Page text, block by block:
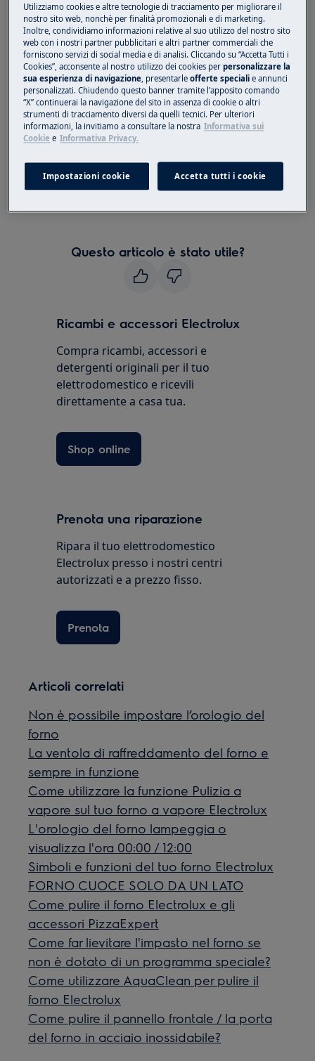
Forno integrato
Forno a libera installazione
Soluzione:
1. Pulire la superficie con una soluzione di
sapone e acqua.
2. Qualora sia necessaria una pulizia
calda e bicarbonato per la pulizia.
3. Applicare direttamente con un panno.
Questo articolo è stato utile?
Ricambi e accessori Electrolux
Compra ricambi, accessori e
detergenti originali per il tuo
elettrodomestico e ricevili
direttamente a casa tua.
Shop online
Prenota una riparazione
Ripara il tuo elettrodomestico
Electrolux presso i nostri centri
autorizzati e a prezzo fisso.
Prenota
Articoli correlati
Non è possibile impostare l’orologio del
forno
La ventola di raffreddamento del forno e
sempre in funzione
Come utilizzare la funzione Pulizia a
vapore sul tuo forno a vapore Electrolux
L'orologio del forno lampeggia o
visualizza l'ora 00:00 / 12:00
Simboli e funzioni del tuo forno Electrolux
FORNO CUOCE SOLO DA UN LATO
Come pulire il forno Electrolux e gli
accessori PizzaExpert
Come far lievitare l'impasto nel forno se
non è dotato di un programma speciale?
Come utilizzare AquaClean per pulire il
forno Electrolux
Come pulire il pannello frontale / la porta
del forno in acciaio inossidabile?
Utilizziamo cookies e altre tecnologie di tracciamento per migliorare il
nostro sito web, nonchè per finalità promozionali e di marketing.
Inoltre, condividiamo informazioni relative al suo utilizzo del nostro sito
web con i nostri partner pubblicitari e altri partner commerciali che
forniscono servizi di social media e di analisi. Cliccando su “Accetta Tutti i
Cookies”, acconsente al nostro utilizzo dei cookies perpersonalizzare la
sua esperienza di navigazione, presentarleofferte speciali e annunci
personalizzati. Chiudendo questo banner tramite l’apposito comando
“X” continuerai la navigazione del sito in assenza di cookie o altri
strumenti di tracciamento diversi da quelli tecnici. Per ulteriori
informazioni, la invitiamo a consultare la nostra Informativa sui
Cookie e Informativa Privacy.
Impostazioni cookie Accetta tutti i cookie